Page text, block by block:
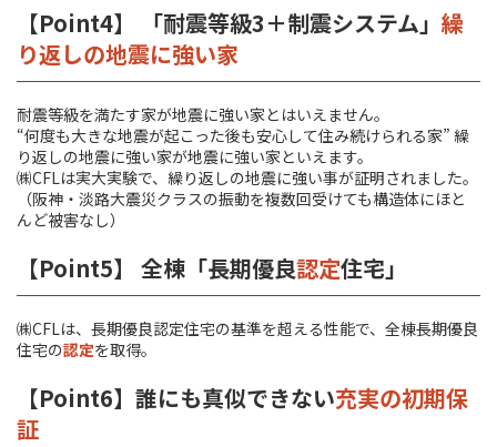
【Point4】 「耐震等級3＋制震システム」 繰
り返しの地震に強い家
耐震等級を満たす家が地震に強い家とはいえません。
“何度も大きな地震が起こった後も安心して住み続けられる家” 繰
り返しの地震に強い家が地震に強い家といえます。
㈱CFLは実大実験で、繰り返しの地震に強い事が証明されました。
（阪神・淡路大震災クラスの振動を複数回受けても構造体にほと
んど被害なし）
【Point5】 全棟「長期優良認定住宅」
㈱CFLは、長期優良認定住宅の基準を超える性能で、全棟長期優良
住宅の認定を取得。
【Point6】誰にも真似できない充実の初期保
証